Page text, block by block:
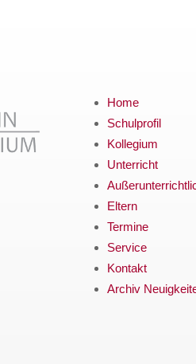
Home
Schulprofil
Kollegium
Unterricht
Eltern
Termine
Service
Kontakt
Archiv